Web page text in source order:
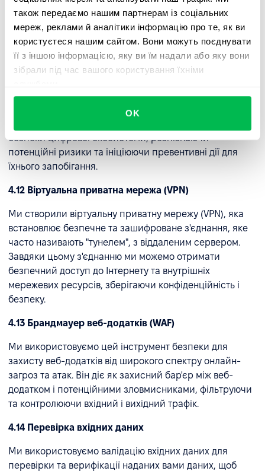
також передаємо нашим партнерам із соціальних
мереж, реклами й аналітики інформацію про те, як ви
користуєтеся нашим сайтом. Вони можуть поєднувати
її з іншою інформацією, яку ви їм надали або яку вони
зібрали під час вашого користування їхніми
OK
Ми вправно застосовуємо спеціальні тактики, методи
та технологічні рішення для захисту від розподілених
атак типу "відмова в обслуговуванні" (DDoS).
4.11 Виявлення та запобігання вторгненням
налаштування для виявлення та запобігання
несанкціонованим або шкідливим діям у комп'ютерній
безпеки цифрової екосистеми, розпізнаючи
потенційні ризики та ініціюючи превентивні дії для
їхнього запобігання.
4.12 Віртуальна приватна мережа (VPN)
Ми створили віртуальну приватну мережу (VPN), яка
встановлює безпечне та зашифроване з'єднання, яке
часто називають "тунелем", з віддаленим сервером.
Завдяки цьому з'єднанню ми можемо отримати
безпечний доступ до Інтернету та внутрішніх
мережевих ресурсів, зберігаючи конфіденційність і
безпеку.
4.13 Брандмауер веб-додатків (WAF)
Ми використовуємо цей інструмент безпеки для
захисту веб-додатків від широкого спектру онлайн-
загроз та атак. Він діє як захисний бар'єр між веб-
додатком і потенційними зловмисниками, фільтруючи
та контролюючи вхідний і вихідний трафік.
4.14 Перевірка вхідних даних
Ми використовуємо валідацію вхідних даних для
перевірки та верифікації наданих вами даних, щоб